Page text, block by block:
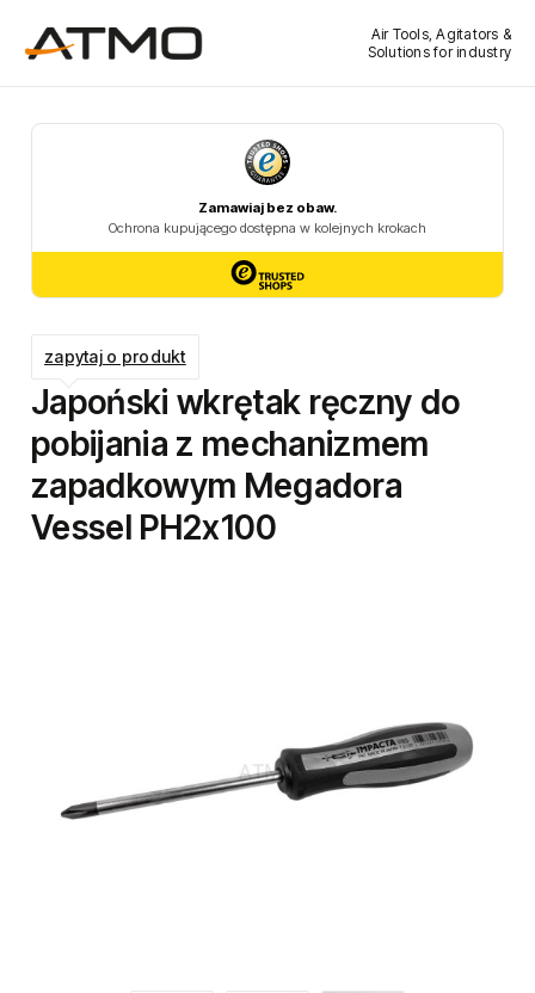
Air Tools, Agitators &
Solutions for industry
Japoński wkrętak ręczny do
pobijania z mechanizmem
zapadkowym Megadora
Vessel PH2x100
zapytaj o produkt